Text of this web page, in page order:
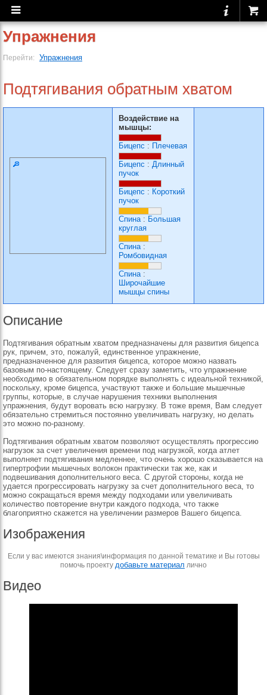
Упражнения
Перейти: Упражнения
Подтягивания обратным хватом
Воздействие на
мышцы:
Бицепс : Плечевая
Бицепс : Длинный
пучок
Бицепс : Короткий
пучок
Спина: Большая
круглая
Спина:
Ромбовидная
Спина:
Широчайшие
мышцы спины
Описание
Подтягивания обратным хватом предназначены для развития бицепса
рук, причем, это, пожалуй, единственное упражнение,
предназначенное для развития бицепса, которое можно назвать
базовым по-настоящему. Следует сразу заметить, что упражнение
необходимо в обязательном порядке выполнять с идеальной техникой,
поскольку, кроме бицепса, участвуют также и большие мышечные
группы, которые, в случае нарушения техники выполнения
упражнения, будут воровать всю нагрузку. В тоже время, Вам следует
обязательно стремиться постоянно увеличивать нагрузку, но делать
это можно по-разному.
Подтягивания обратным хватом позволяют осуществлять прогрессию
нагрузок за счет увеличения времени под нагрузкой, когда атлет
выполняет подтягивания медленнее, что очень хорошо сказывается на
гипертрофии мышечных волокон практически так же, как и
подвешивания дополнительного веса. С другой стороны, когда не
удается прогрессировать нагрузку за счет дополнительного веса, то
можно сокращаться время между подходами или увеличивать
количество повторение внутри каждого подхода, что также
благоприятно скажется на увеличении размеров Вашего бицепса.
Изображения
Если у вас имеются знания\информация по данной тематике и Вы готовы
помочь проекту добавьте материал лично
Видео